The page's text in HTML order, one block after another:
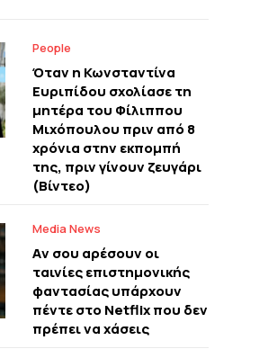
People
Όταν η Κωνσταντίνα
Ευριπίδου σχολίασε τη
μητέρα του Φίλιππου
Μιχόπουλου πριν από 8
χρόνια στην εκπομπή
της, πριν γίνουν ζευγάρι
(Βίντεο)
Media News
Aν σου αρέσουν οι
ταινίες επιστημονικής
φαντασίας υπάρχουν
πέντε στο Netflix που δεν
πρέπει να χάσεις